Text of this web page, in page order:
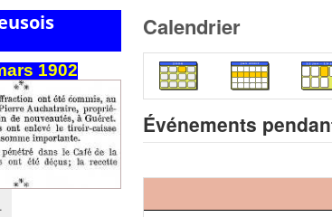
1902
Calendrier
Événements